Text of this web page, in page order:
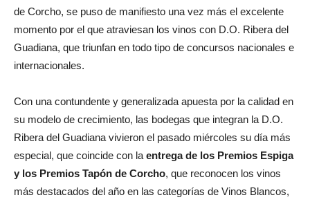
de Corcho, se puso de manifiesto una vez más el excelente
momento por el que atraviesan los vinos con D.O. Ribera del
Guadiana, que triunfan en todo tipo de concursos nacionales e
internacionales.
Con una contundente y generalizada apuesta por la calidad en
su modelo de crecimiento, las bodegas que integran la D.O.
Ribera del Guadiana vivieron el pasado miércoles su día más
especial, que coincide con la entrega de los Premios Espiga
y los Premios Tapón de Corcho, que reconocen los vinos
más destacados del año en las categorías de Vinos Blancos,